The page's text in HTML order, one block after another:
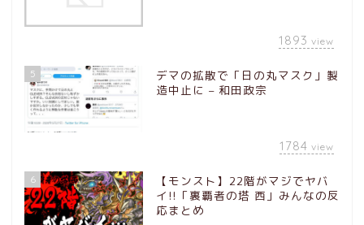
1893 view
5
デマの拡散で「日の丸マスク」製
造中止に – 和田政宗
1784 view
6
【モンスト】22階がマジでヤバ
イ!!「裏覇者の塔 西」みんなの反
応まとめ